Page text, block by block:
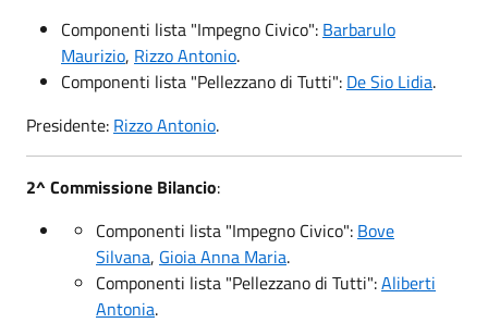
Componenti lista "Impegno Civico": Barbarulo
Maurizio, Rizzo Antonio.
Componenti lista "Pellezzano di Tutti": De Sio Lidia.
Presidente: Rizzo Antonio.
2^ Commissione Bilancio:
Componenti lista "Impegno Civico": Bove
Silvana, Gioia Anna Maria.
Componenti lista "Pellezzano di Tutti":Aliberti
Antonia.